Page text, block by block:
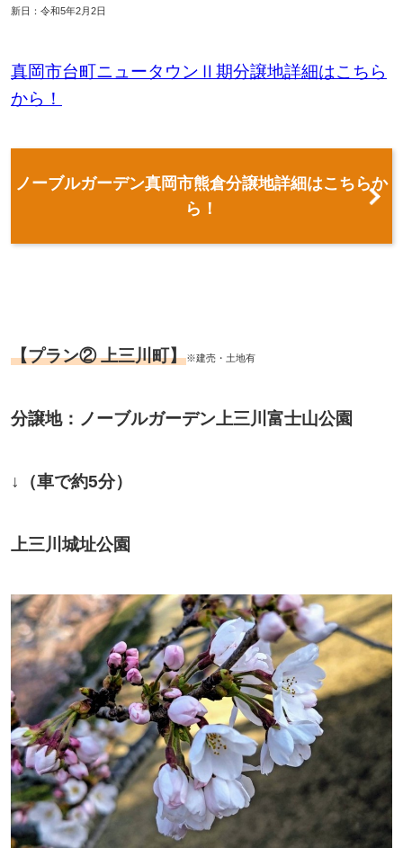
新日：令和5年2月2日
真岡市台町ニュータウンⅡ期分譲地詳細はこちら
から！
ノーブルガーデン真岡市熊倉分譲地詳細はこちらか
ら！
【プラン② 上三川町】※建売・土地有
分譲地：ノーブルガーデン上三川富士山公園
↓（車で約5分）
上三川城址公園